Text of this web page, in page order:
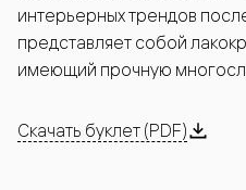
интерьерных трендов
представляет собой
имеющий прочную
Скачать буклет (PDF)